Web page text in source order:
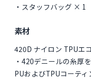
・スタッフバッグ × 1
素材
420D ナイロン TPUエ
・420デニールの糸厚
PUおよびTPUコーテ